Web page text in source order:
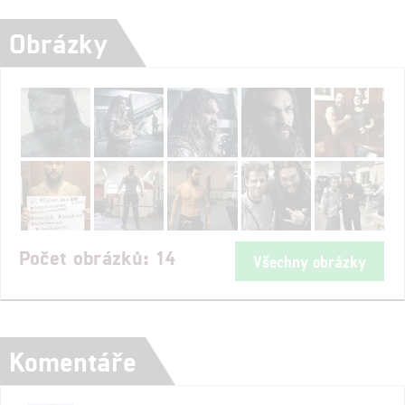
Obrázky
Počet obrázků: 14 Všechny obrázky
Komentáře